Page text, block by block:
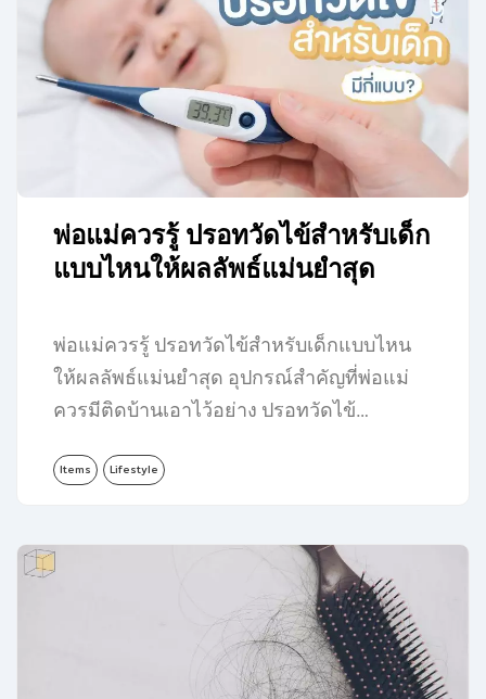
พ่อแม่ควรรู้ ปรอทวัดไข้สำหรับเด็ก
แบบไหนให้ผลลัพธ์แม่นยำสุด
พ่อแม่ควรรู้ ปรอทวัดไข้สำหรับเด็กแบบไหน
ให้ผลลัพธ์แม่นยำสุด อุปกรณ์สำคัญที่พ่อแม่
ควรมีติดบ้านเอาไว้อย่าง ปรอทวัดไข้…
Items Lifestyle